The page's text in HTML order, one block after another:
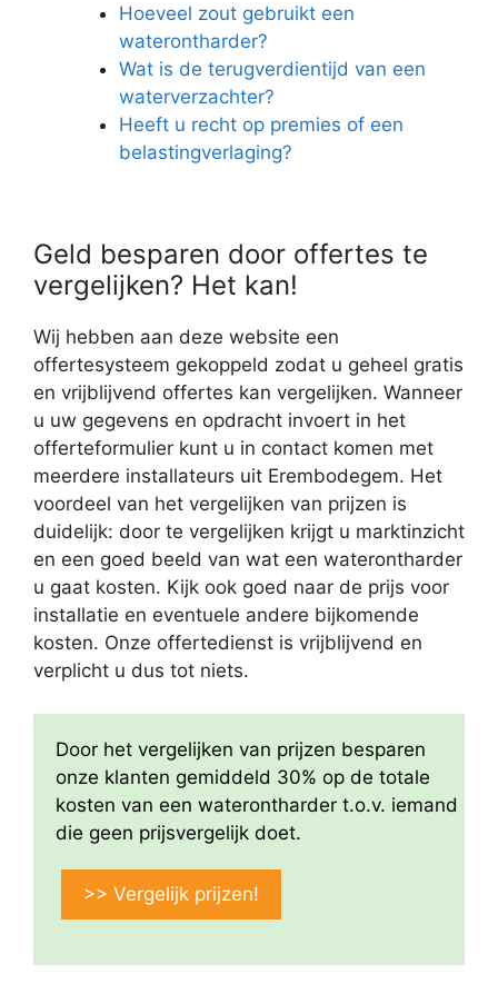
Hoeveel zout gebruikt een
waterontharder?
Wat is de terugverdientijd van een
waterverzachter?
Heeft u recht op premies of een
belastingverlaging?
Geld besparen door offertes te
vergelijken? Het kan!
Wij hebben aan deze website een
offertesysteem gekoppeld zodat u geheel gratis
en vrijblijvend offertes kan vergelijken. Wanneer
u uw gegevens en opdracht invoert in het
offerteformulier kunt u in contact komen met
meerdere installateurs uit Erembodegem. Het
voordeel van het vergelijken van prijzen is
duidelijk: door te vergelijken krijgt u marktinzicht
en een goed beeld van wat een waterontharder
u gaat kosten. Kijk ook goed naar de prijs voor
installatie en eventuele andere bijkomende
kosten. Onze offertedienst is vrijblijvend en
verplicht u dus tot niets.
Door het vergelijken van prijzen besparen
onze klanten gemiddeld 30% op de totale
kosten van een waterontharder t.o.v. iemand
die geen prijsvergelijk doet.
>> Vergelijk prijzen!